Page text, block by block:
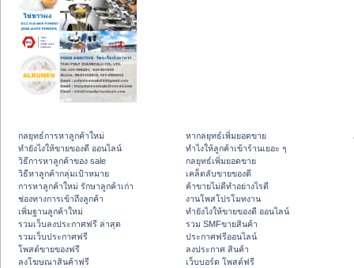
กลยุทธ์การหาลูกค้าใหม่
ทํายังไงให้ขายของดี ออนไลน์
วิธีการหาลูกค้าของ sale
วิธีหาลูกค้ากลุ่มเป้าหมาย
การหาลูกค้าใหม่ รักษาลูกค้าเก่า
ช่องทางการเข้าถึงลูกค้า
เพิ่มฐานลูกค้าใหม่
รวมเว็บลงประกาศฟรี ล่าสุด
รวมเว็บประกาศฟรี
โพสต์ขายของฟรี
ลงโฆษณาสินค้าฟรี
หากลยุทธ์เพิ่มยอดขาย
ทําไงให้ลูกค้าเข้าร้านเยอะ ๆ
กลยุทธ์เพิ่มยอดขาย
เคล็ดลับขายของดี
ค้าขายไม่ดีทำอย่างไรดี
งานโพสโปรโมทงาน
ทํายังไงให้ขายของดี ออนไลน์
รวม SMFขายสินค้า
ประกาศฟรีออนไลน์
ลงประกาศ สินค้า
เว็บบอร์ด โพสต์ฟรี